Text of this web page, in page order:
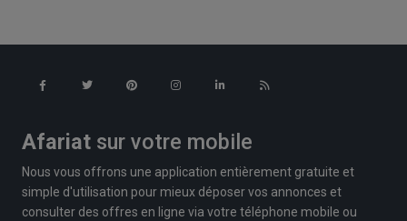
Afariat sur votre mobile
Nous vous offrons une application entièrement gratuite et
simple d'utilisation pour mieux déposer vos annonces et
consulter des offres en ligne via votre téléphone mobile ou